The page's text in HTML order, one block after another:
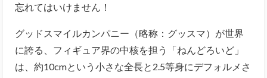
忘れてはいけません！
グッドスマイルカンパニー（略称：グッスマ）が世界
に誇る、フィギュア界の中核を担う「ねんどろいど」
は、約10cmという小さな全長と2.5等身にデフォルメさ